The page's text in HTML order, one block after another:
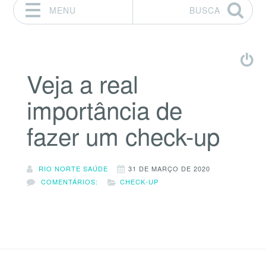
MENU
BUSCA
Veja a real
importância de
fazer um check-up
RIO NORTE SAÚDE
31 DE MARÇO DE 2020
COMENTÁRIOS:
CHECK-UP